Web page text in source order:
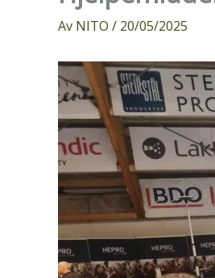
Av NITO / 20/05/2025